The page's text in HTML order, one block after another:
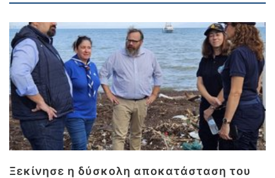
Ξεκίνησε η δύσκολη αποκατάσταση του